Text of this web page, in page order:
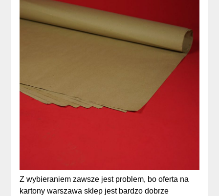
Z wybieraniem zawsze jest problem, bo oferta na
kartony warszawa sklep jest bardzo dobrze